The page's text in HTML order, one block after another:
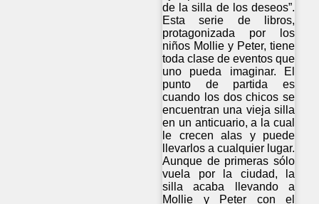
de la silla de los deseos”.
Esta serie de libros,
protagonizada por los
niños Mollie y Peter, tiene
toda clase de eventos que
uno pueda imaginar. El
punto de partida es
cuando los dos chicos se
encuentran una vieja silla
en un anticuario, a la cual
le crecen alas y puede
llevarlos a cualquier lugar.
Aunque de primeras sólo
vuela por la ciudad, la
silla acaba llevando a
Mollie y Peter con el